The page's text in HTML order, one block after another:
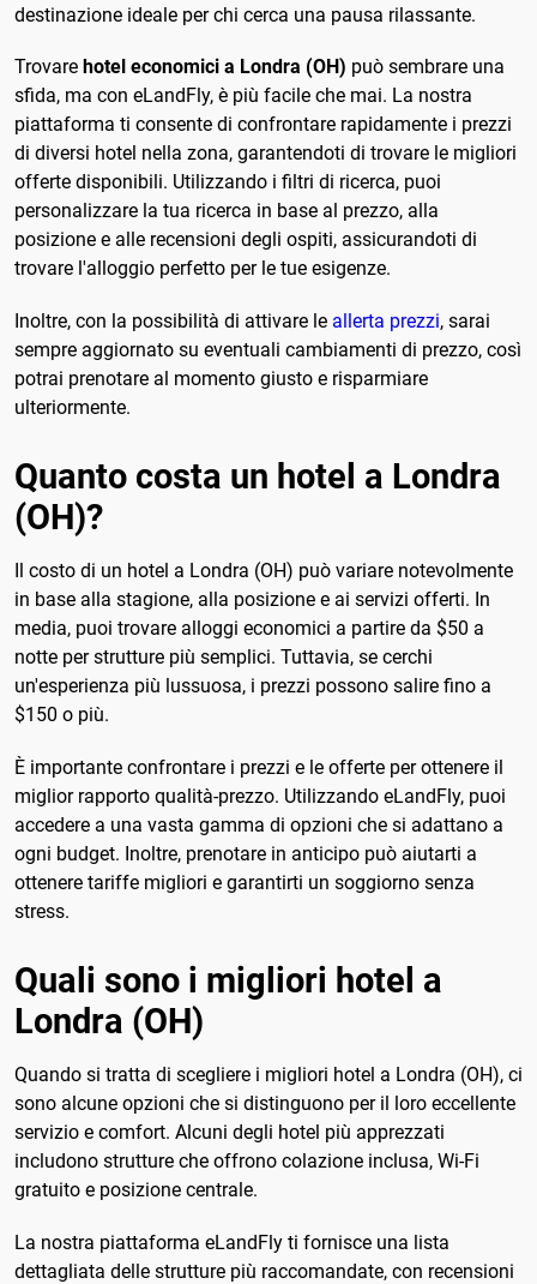
destinazione ideale per chi cerca una pausa rilassante.
Trovare hotel economici a Londra (OH) può sembrare una
sfida, ma con eLandFly, è più facile che mai. La nostra
piattaforma ti consente di confrontare rapidamente i prezzi
di diversi hotel nella zona, garantendoti di trovare le migliori
offerte disponibili. Utilizzando i filtri di ricerca, puoi
personalizzare la tua ricerca in base al prezzo, alla
posizione e alle recensioni degli ospiti, assicurandoti di
trovare l'alloggio perfetto per le tue esigenze.
Inoltre, con la possibilità di attivare le allerta prezzi, sarai
sempre aggiornato su eventuali cambiamenti di prezzo, così
potrai prenotare al momento giusto e risparmiare
ulteriormente.
Quanto costa un hotel a Londra
(OH)?
Il costo di un hotel a Londra (OH) può variare notevolmente
in base alla stagione, alla posizione e ai servizi offerti. In
media, puoi trovare alloggi economici a partire da $50 a
notte per strutture più semplici. Tuttavia, se cerchi
un'esperienza più lussuosa, i prezzi possono salire fino a
$150 o più.
È importante confrontare i prezzi e le offerte per ottenere il
miglior rapporto qualità-prezzo. Utilizzando eLandFly, puoi
accedere a una vasta gamma di opzioni che si adattano a
ogni budget. Inoltre, prenotare in anticipo può aiutarti a
ottenere tariffe migliori e garantirti un soggiorno senza
stress.
Quali sono i migliori hotel a
Londra (OH)
Quando si tratta di scegliere i migliori hotel a Londra (OH), ci
sono alcune opzioni che si distinguono per il loro eccellente
servizio e comfort. Alcuni degli hotel più apprezzati
includono strutture che offrono colazione inclusa, Wi-Fi
gratuito e posizione centrale.
La nostra piattaforma eLandFly ti fornisce una lista
dettagliata delle strutture più raccomandate, con recensioni